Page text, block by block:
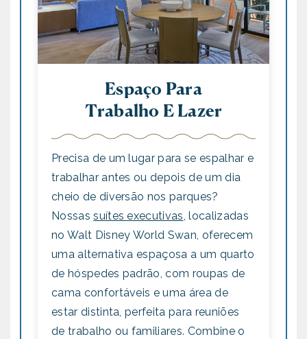
Espaço Para
Trabalho E Lazer
Precisa de um lugar para se espalhar e
trabalhar antes ou depois de um dia
cheio de diversão nos parques?
Nossassuítes executivas, localizadas
no Walt Disney World Swan, oferecem
uma alternativa espaçosa a um quarto
de hóspedes padrão, com roupas de
cama confortáveis e uma área de
estar distinta, perfeita para reuniões
de trabalho ou familiares. Combine o